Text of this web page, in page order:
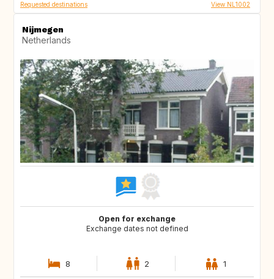
Requested destinations View NL1002
Nijmegen
Netherlands
Open for exchange
Exchange dates not defined
8 2 1